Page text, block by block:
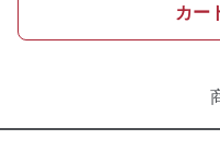
カー